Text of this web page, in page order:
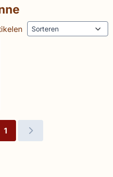
Sorteermethode
&amp; Braeckman De
1